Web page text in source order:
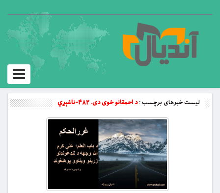
Toggle
لیست خبرهای برچسب :د احمقانو خوی دی. ۴۸۲-ناغېړي